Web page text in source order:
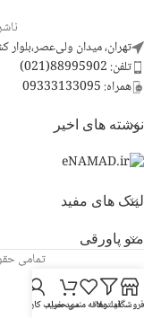
تهران، میدان
تلفن: 88995902(021)
همراه: 09333133095
نوشته های اخیر
لینک های مفید
منو پاورقی
تمامی
فروشگاهفیلترهاعلاقه مندیسبد خرید
حساب کاربری من